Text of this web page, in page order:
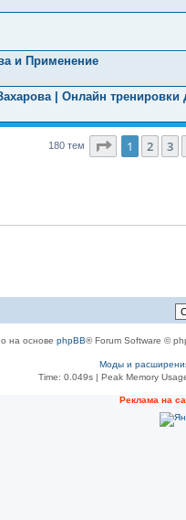
и Применение
| Онлайн тренировки
180 тем Страница
1 2 3
на основе phpBB® Forum Software ©
Моды и
Time: 0.049s| Peak Memory
Реклама на